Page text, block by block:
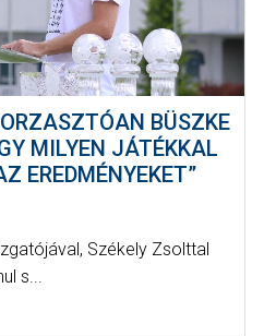
BÜSZKE
MILYEN JÁTÉKKAL
EREDMÉNYEKET”
Székely Zsolttal
s...